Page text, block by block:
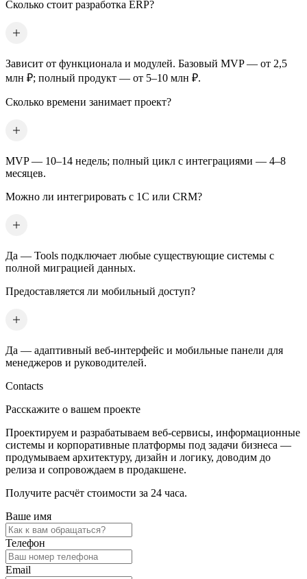
Сколько стоит разработка ERP?
Зависит от функционала и модулей. Базовый MVP — от 2,5
млн ₽; полный продукт — от 5–10 млн ₽.
Сколько времени занимает проект?
MVP — 10–14 недель; полный цикл с интеграциями — 4–8
месяцев.
Можно ли интегрировать с 1С или CRM?
Да — Tools подключает любые существующие системы с
полной миграцией данных.
Предоставляется ли мобильный доступ?
Да — адаптивный веб-интерфейс и мобильные панели для
менеджеров и руководителей.
Contacts
Расскажите о вашем проекте
Проектируем и разрабатываем веб-сервисы, информационные
системы и корпоративные платформы под задачи бизнеса —
продумываем архитектуру, дизайн и логику, доводим до
релиза и сопровождаем в продакшене.
Получите расчёт стоимости за 24 часа.
Ваше имя
Телефон
Email